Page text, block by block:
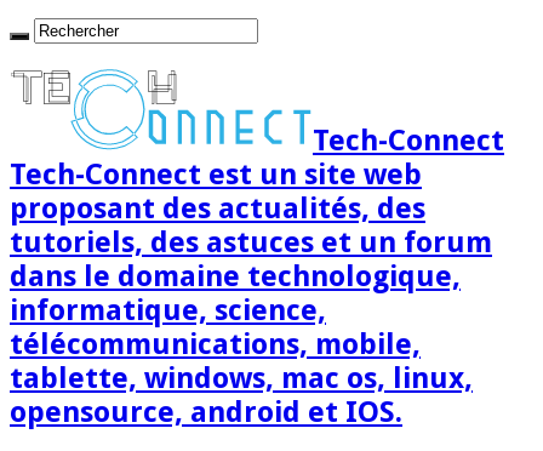
Tech-Connect
Tech-Connect est un site web
proposant des actualités, des
tutoriels, des astuces et un forum
dans le domaine technologique,
informatique, science,
télécommunications, mobile,
tablette, windows, mac os, linux,
opensource, android et IOS.